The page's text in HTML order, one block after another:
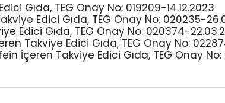
Gıda, TEG Onay No: 019209-14.12.2023
Edici Gıda, TEG Onay No: 020235-
Edici Gıda, TEG Onay No: 020374-
Takviye Edici Gıda, TEG Onay No:
İçeren Takviye Edici Gıda, TEG Onay